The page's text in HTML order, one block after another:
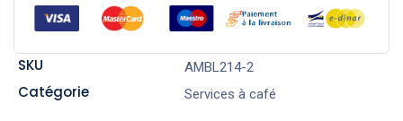
SKU AMBL214-2
Catégorie Services à café